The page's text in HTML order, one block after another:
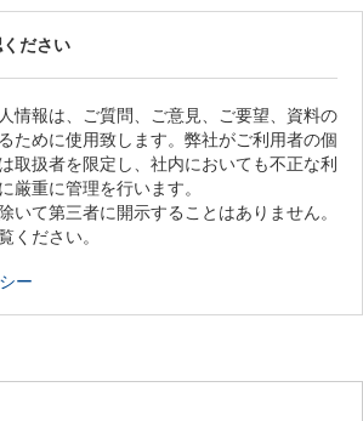
ださい
情報は、ご質問、ご意見、ご要望、資料の
ために使用致します。弊社がご利用者の個
取扱者を限定し、社内においても不正な利
厳重に管理を行います。
いて第三者に開示することはありません。
ください。
ー